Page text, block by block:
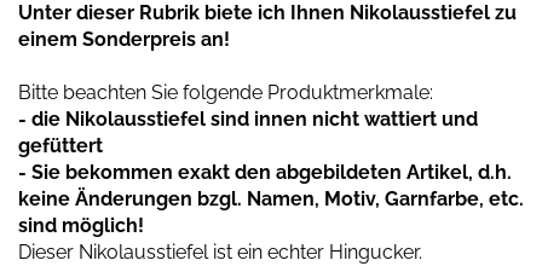
Unter dieser Rubrik biete ich Ihnen Nikolausstiefel zu
einem Sonderpreis an!
Bitte beachten Sie folgende Produktmerkmale:
- die Nikolausstiefel sind innen nicht wattiert und
gefüttert
- Sie bekommen exakt den abgebildeten Artikel, d.h.
keine Änderungen bzgl. Namen, Motiv, Garnfarbe, etc.
sind möglich!
Dieser Nikolausstiefel ist ein echter Hingucker.